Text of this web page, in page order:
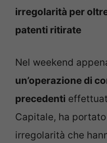
irregolarità per
patenti ritirate
Nel weekend
un’operazione di
precedenti
Capitale, ha
irregolarità che